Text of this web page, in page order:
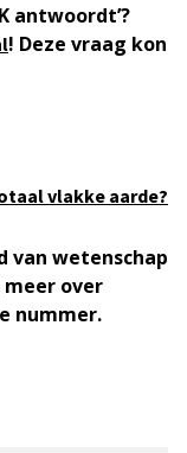
antwoordt’?
! Deze vraag kon
vlakke aarde?
van wetenschap
over
nummer.